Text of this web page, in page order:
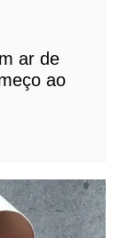
ar de
ao